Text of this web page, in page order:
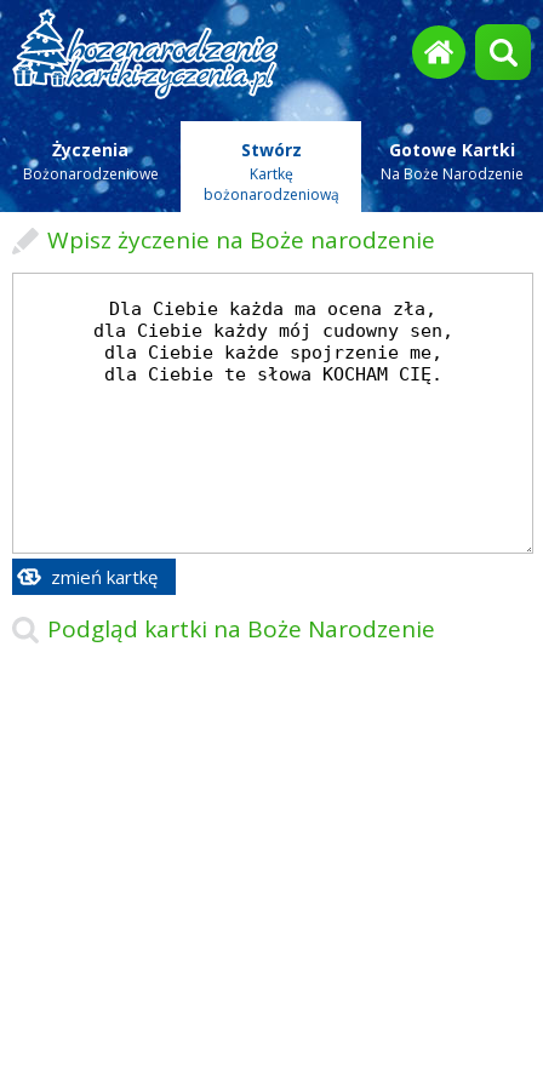
Życzenia
Bożonarodzeniowe
Stwórz
Kartkę
bożonarodzeniową
Gotowe Kartki
Na Boże Narodzenie
Wpisz życzenie na Boże narodzenie
zmień kartkę
Podgląd kartki na Boże Narodzenie